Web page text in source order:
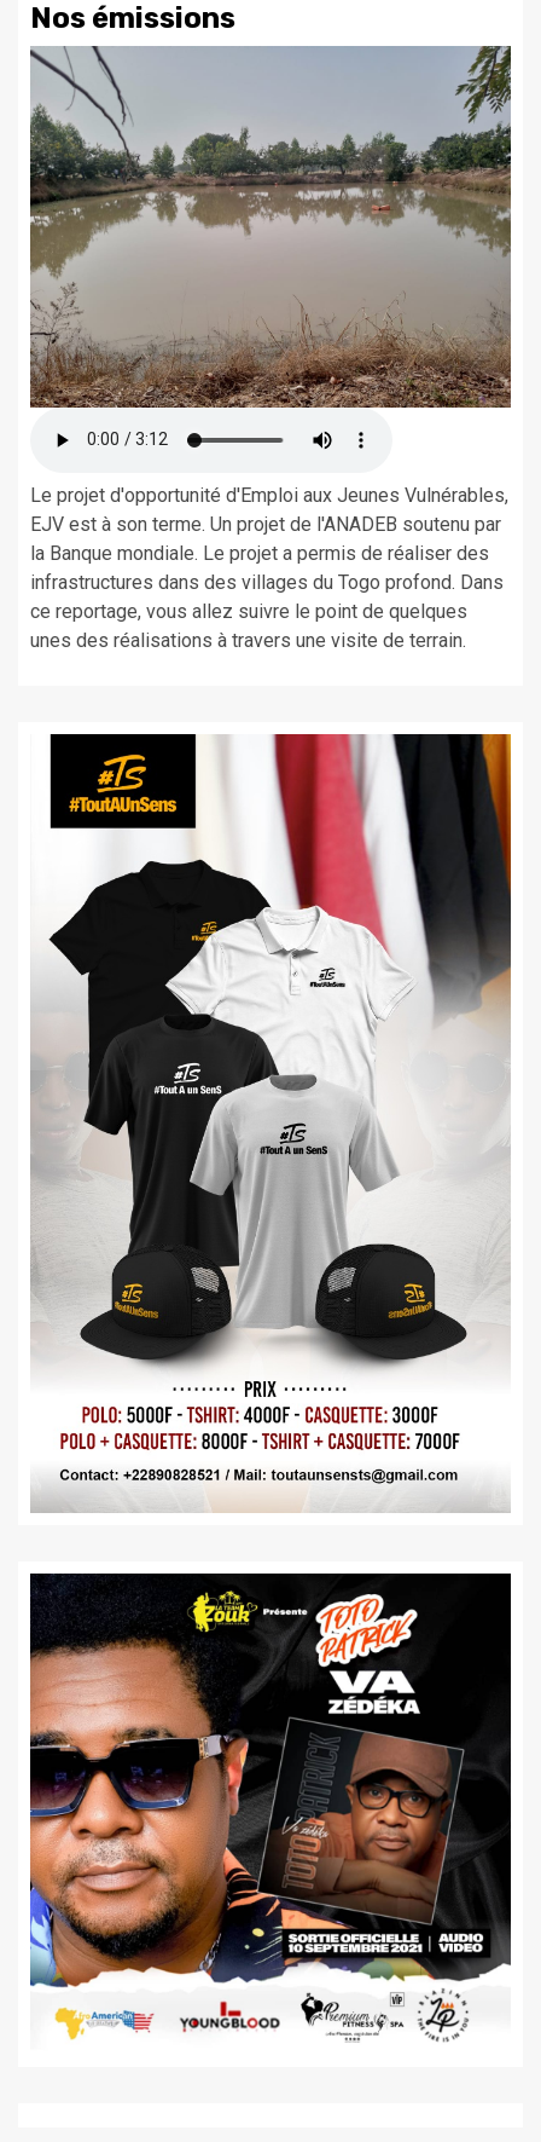
Nos émissions
Le projet d'opportunité d'Emploi aux Jeunes Vulnérables,
EJV est à son terme. Un projet de l'ANADEB soutenu par
la Banque mondiale. Le projet a permis de réaliser des
infrastructures dans des villages du Togo profond. Dans
ce reportage, vous allez suivre le point de quelques
unes des réalisations à travers une visite de terrain.